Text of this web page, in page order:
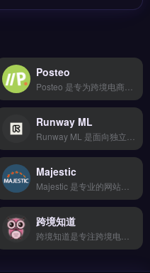
Posteo
Runway ML
Majestic
跨境知道